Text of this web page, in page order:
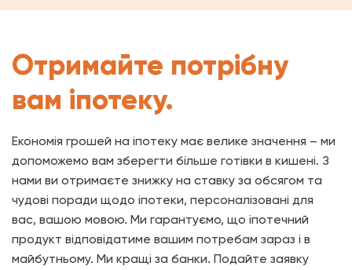
Отримайте потрібну
вам іпотеку.
Економія грошей на іпотеку має велике значення – ми
допоможемо вам зберегти більше готівки в кишені. З
нами ви отримаєте знижку на ставку за обсягом та
чудові поради щодо іпотеки, персоналізовані для
вас, вашою мовою. Ми гарантуємо, що іпотечний
продукт відповідатиме вашим потребам зараз і в
майбутньому. Ми кращі за банки. Подайте заявку